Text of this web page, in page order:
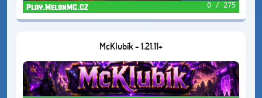
Play.MelonMC.CZ 0 / 275
McKlubík - 1.21.11+